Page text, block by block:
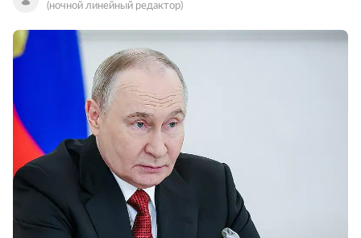
(ночной линейный редактор)